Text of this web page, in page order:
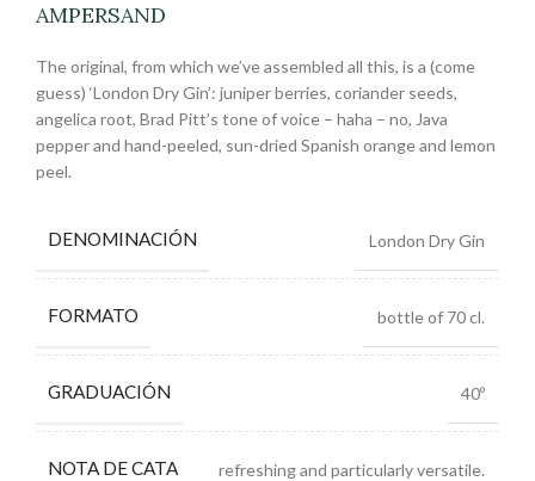
AMPERSAND
The original, from which we’ve assembled all this, is a (come
guess) ‘London Dry Gin’: juniper berries, coriander seeds,
angelica root, Brad Pitt’s tone of voice – haha – no, Java
pepper and hand-peeled, sun-dried Spanish orange and lemon
peel.
DENOMINACIÓN London Dry Gin
FORMATO bottle of 70 cl.
GRADUACIÓN 40º
NOTA DE CATA refreshing and particularly versatile.